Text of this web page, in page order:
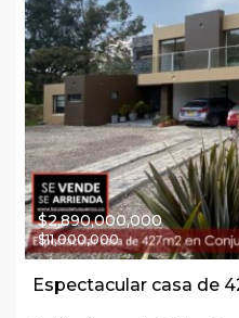
$2,890,000,000
$11,000,000